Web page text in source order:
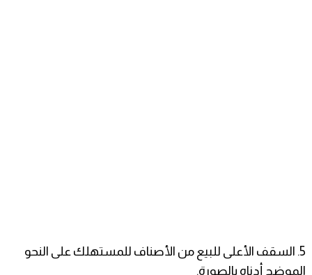
5. السقف الأعلى للبيع من الأصناف للمستهلك على النحو
الموضح أدناه بالصورة.